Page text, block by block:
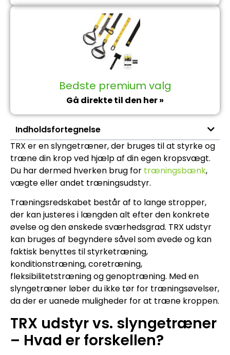
Bedste premium valg
Gå direkte til den her »
Indholdsfortegnelse
TRX er en slyngetræner, der bruges til at styrke og
træne din krop ved hjælp af din egen kropsvægt.
Du har dermed hverken brug for træningsbænk,
vægte eller andet træningsudstyr.
Træningsredskabet består af to lange stropper,
der kan justeres i længden alt efter den konkrete
øvelse og den ønskede sværhedsgrad. TRX udstyr
kan bruges af begyndere såvel som øvede og kan
faktisk benyttes til styrketræning,
konditionstræning, coretræning,
fleksibilitetstræning og genoptræning. Med en
slyngetræner løber du ikke tør for træningsøvelser,
da der er uanede muligheder for at træne kroppen.
TRX udstyr vs. slyngetræner
– Hvad er forskellen?